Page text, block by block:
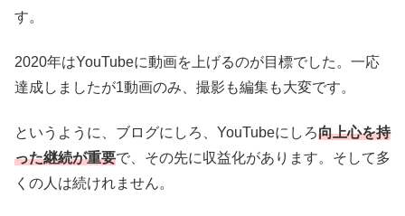
す。
2020年はYouTubeに動画を上げるのが目標でした。一応
達成しましたが1動画のみ、撮影も編集も大変です。
というように、ブログにしろ、YouTubeにしろ向上心を持
った継続が重要で、その先に収益化があります。そして多
くの人は続けれません。